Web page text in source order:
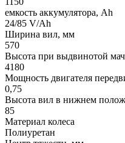
емкость аккумулятора, Ah
24/85 V/Ah
Ширина вил, мм
570
Высота при выдвинотой
4180
Мощность двигателя
0,75
Высота вил в нижнем
85
Материал колеса
Полиуретан